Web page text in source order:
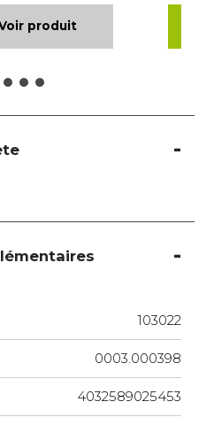
produit
103022
0003.000398
4032589025453